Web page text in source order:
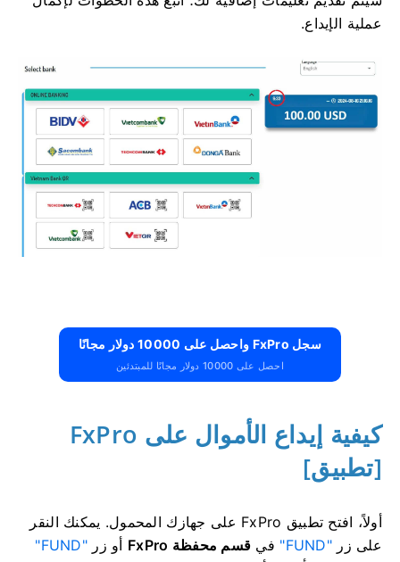
عملية الإيداع.
سجل FxPro واحصل على 10000 دولار مجانًا
احصل على 10000 دولار مجانًا للمبتدئين
كيفية إيداع الأموال على FxPro
[تطبيق]
أولاً، افتح تطبيق FxPro على جهازك المحمول. يمكنك النقر
على زر "FUND" في قسم محفظة FxPro أو زر "FUND"